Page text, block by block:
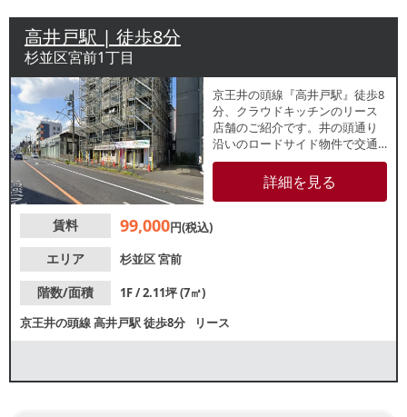
高井戸駅 | 徒歩8分
杉並区宮前1丁目
京王井の頭線『高井戸駅』徒歩8
分、クラウドキッチンのリース
店舗のご紹介です。井の頭通り
沿いのロードサイド物件で交通
アクセス良好！杉並の住宅街に
位置しており、ファミリー層は
じめ、近隣住民の日常的な利用
詳細を見る
賃料 99,000円(税込)
エリア
杉並区宮前
階数/面積
1F / 2.11坪 (7㎡)
京王井の頭線高井戸駅徒歩8分 リース